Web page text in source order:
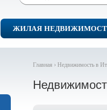
ЖИЛАЯ
Главная › Недвижимость в